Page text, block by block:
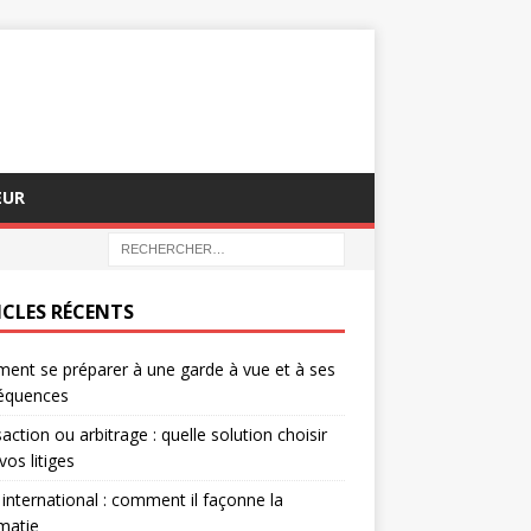
RÉCENTS
se préparer à une garde à vue et à ses
ou arbitrage : quelle solution choisir
litiges
: comment il façonne la